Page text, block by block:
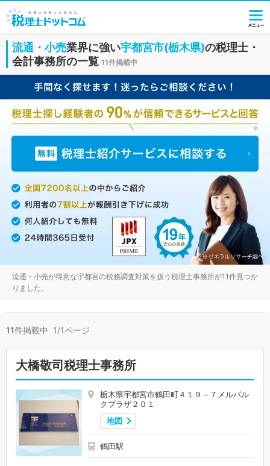
流通・小売業界に強い宇都宮市(栃木県)の税理士・
会計事務所の一覧 11件掲載中
流通・小売が得意な宇都宮の税務調査対策を扱う税理士事務所が11件見つか
りました。
11件掲載中 1/1ページ
大橋敬司税理士事務所
栃木県宇都宮市鶴田町４１９－７メルパル
クプラザ２０１
地図
鶴田駅